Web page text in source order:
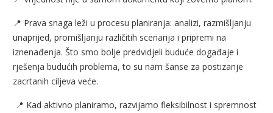
📍 Prava snaga leži u procesu planiranja: analizi, razmišljanju
unaprijed, promišljanju različitih scenarija i pripremi na
iznenađenja. Što smo bolje predvidjeli buduće događaje i
rješenja budućih problema, to su nam šanse za postizanje
zacrtanih ciljeva veće.
📍 Kad aktivno planiramo, razvijamo fleksibilnost i spremnost